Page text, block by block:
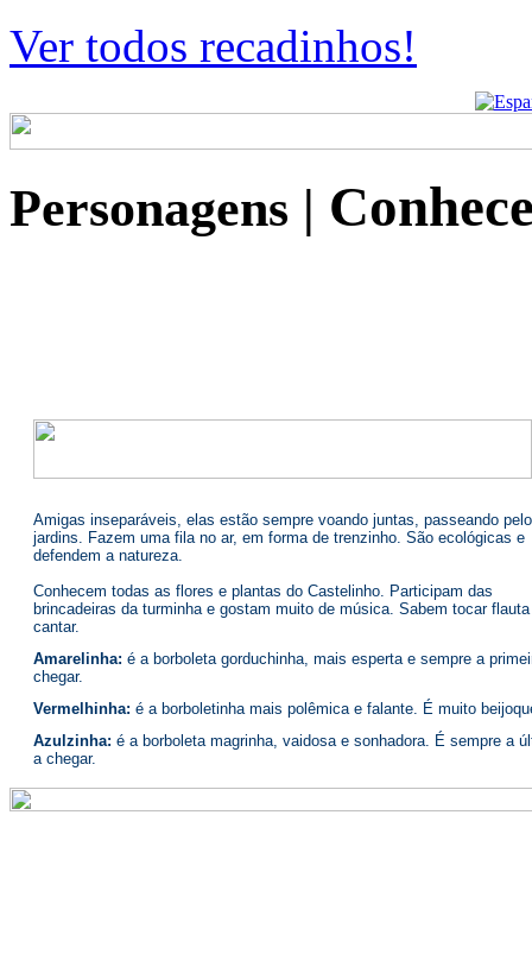
Ver todos recadinhos!
Personagens |
Amigas inseparáveis, elas estão sempre voando juntas, passeando
jardins. Fazem uma fila no ar, em forma de trenzinho. São ecológicas e
defendem a natureza.
Conhecem todas as flores e plantas do Castelinho. Participam das
brincadeiras da turminha e gostam muito de música. Sabem tocar
cantar.
Amarelinha: é a borboleta gorduchinha, mais esperta e sempre a
chegar.
Vermelhinha: é a borboletinha mais polêmica e falante. É muito
Azulzinha: é a borboleta magrinha, vaidosa e sonhadora. É sempre a
a chegar.